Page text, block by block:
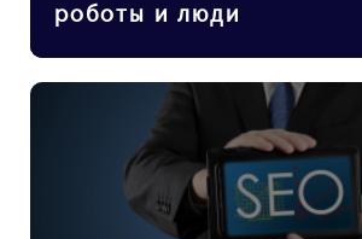
роботы и люди